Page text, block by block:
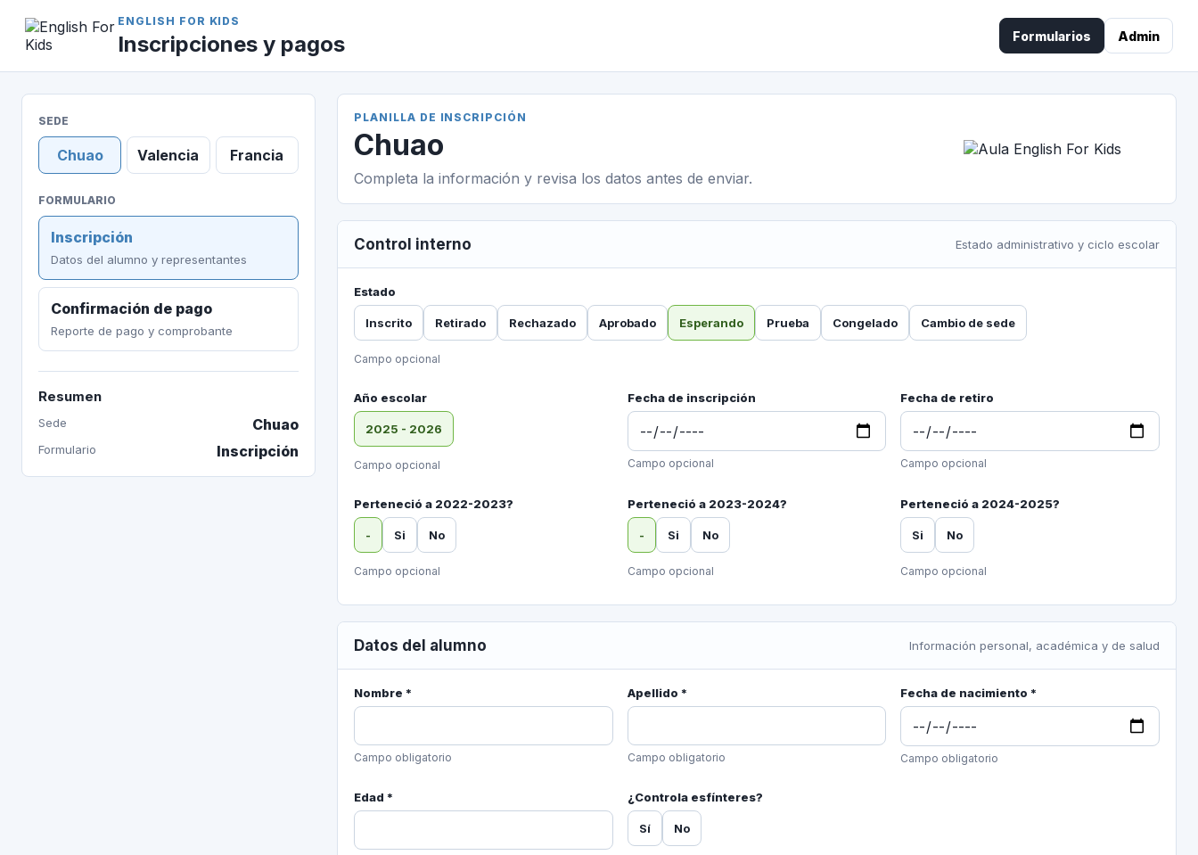
ENGLISH FOR KIDS
Inscripciones y pagos Formularios Admin
SEDE
Chuao Valencia Francia
FORMULARIO
Inscripción
Datos del alumno y representantes
Confirmación de pago
Reporte de pago y comprobante
Resumen
Sede Chuao
Formulario Inscripción
PLANILLA DE INSCRIPCIÓN
Chuao
Completa la información y revisa los datos antes de enviar.
Control interno Estado administrativo y ciclo escolar
Estado
Inscrito Retirado Rechazado Aprobado Esperando Prueba Congelado Cambio de sede
Campo opcional
Año escolar
2025 - 2026
Campo opcional
Fecha de inscripción
Campo opcional
Fecha de retiro
Campo opcional
Perteneció a 2022-2023?
- Si No
Campo opcional
Perteneció a 2023-2024?
- Si No
Campo opcional
Perteneció a 2024-2025?
Si No
Campo opcional
Datos del alumno Información personal, académica y de salud
Nombre *
Campo obligatorio
Apellido *
Campo obligatorio
Fecha de nacimiento *
Campo obligatorio
Edad * ¿Controla esfínteres?
Sí No